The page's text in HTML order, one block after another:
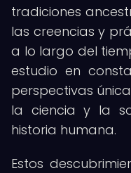
tradiciones
las creencias y
a lo largo del
estudio en
perspectivas
la ciencia y la
historia humana.
Estos